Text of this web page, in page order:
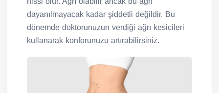
dayanılmayacak kadar şiddetli değildir. Bu
dönemde doktorunuzun verdiği ağrı kesicileri
kullanarak konforunuzu artırabilirsiniz.